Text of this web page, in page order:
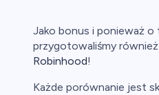
Jako bonus i ponieważ o
przygotowaliśmy
Robinhood!
Każde porównanie jest